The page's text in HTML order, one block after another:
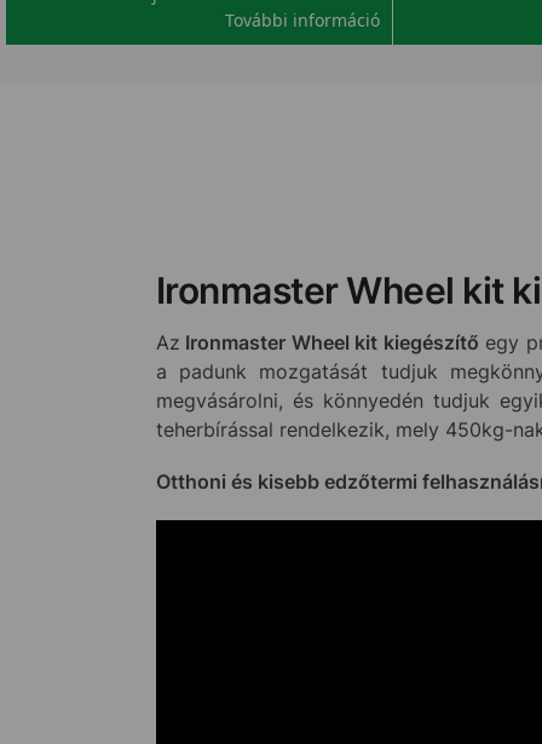
További információ
Ironmaster Wheel kit
Az Ironmaster Wheel kit kiegészítő egy
a padunk mozgatását tudjuk
megvásárolni, és könnyedén tudjuk
teherbírással rendelkezik, mely 450kg-
Otthoni és kisebb edzőtermi